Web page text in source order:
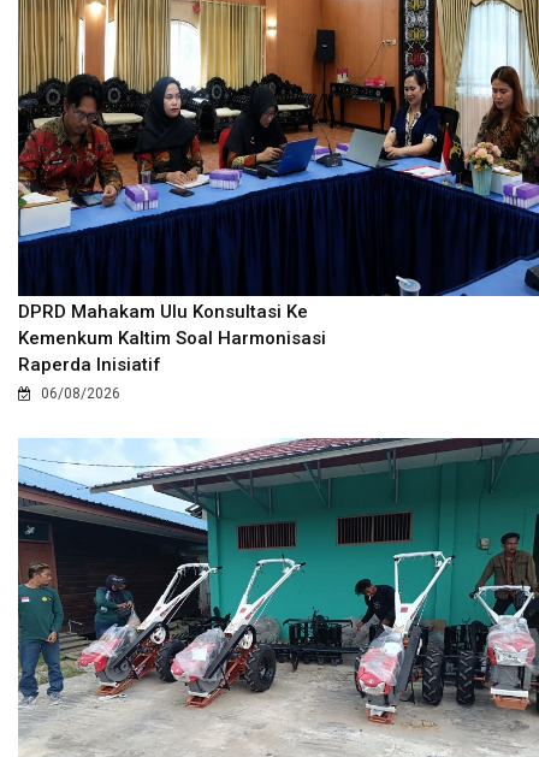
DPRD Mahakam Ulu Konsultasi Ke
Kemenkum Kaltim Soal Harmonisasi
Raperda Inisiatif
06/08/2026